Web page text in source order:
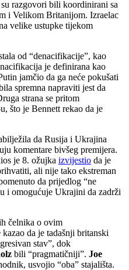
razgovori bili koordinirani sa
i Velikom Britanijom. Izraelac
velike ustupke tijekom
od “denacifikacije”, kao
je definirana kao
jamčio da ga neće pokušati
spremna napraviti jest da
strana se pritom
što je Bennett rekao da je
da Rusija i Ukrajina
komentare bivšeg premijera.
je 8. ožujka izvijestio da je
ali nije tako ekstreman
da prijedlog “ne
i omogućuje Ukrajini da zadrži
čelnika o ovim
da je tadašnji britanski
stav”, dok
bili “pragmatičniji”. Joe
usvojio “oba” stajališta.